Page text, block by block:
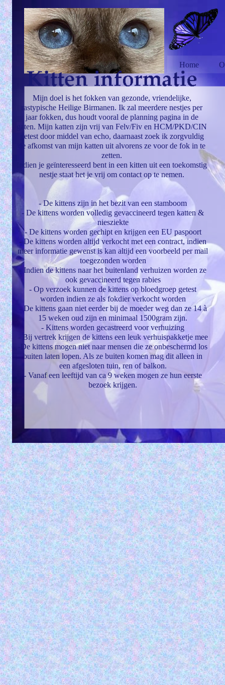
Home
Mijn doel is het fokken van gezonde, vriendelijke,
rastypische Heilige Birmanen. Ik zal meerdere nestjes per
jaar fokken, dus houdt vooral de planning pagina in de
gaten. Mijn katten zijn vrij van Felv/Fiv en HCM/PKD/CIN
getest door middel van echo, daarnaast zoek ik zorgvuldig
de afkomst van mijn katten uit alvorens ze voor de fok in te
zetten.
Indien je geïnteresseerd bent in een kitten uit een toekomstig
nestje staat het je vrij om contact op te nemen.
- De kittens zijn in het bezit van een stamboom
- De kittens worden volledig gevaccineerd tegen katten &
niesziekte
- De kittens worden gechipt en krijgen een EU paspoort
- De kittens worden altijd verkocht met een contract, indien
meer informatie gewenst is kan altijd een voorbeeld per mail
toegezonden worden
- Indien de kittens naar het buitenland verhuizen worden ze
ook gevaccineerd tegen rabies
- Op verzoek kunnen de kittens op bloedgroep getest
worden indien ze als fokdier verkocht worden
- De kittens gaan niet eerder bij de moeder weg dan ze 14 à
15 weken oud zijn en minimaal 1500gram zijn.
- Kittens worden gecastreerd voor verhuizing
- Bij vertrek krijgen de kittens een leuk verhuispakketje mee
-De kittens mogen niet naar mensen die ze onbeschermd los
buiten laten lopen. Als ze buiten komen mag dit alleen in
een afgesloten tuin, ren of balkon.
- Vanaf een leeftijd van ca 9 weken mogen ze hun eerste
bezoek krijgen.